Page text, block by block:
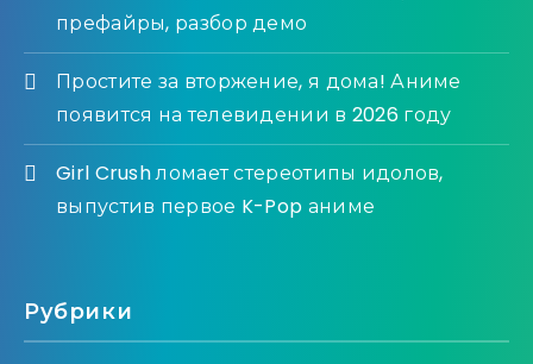
префайры, разбор демо
Простите за вторжение, я дома! Аниме
появится на телевидении в 2026 году
Girl Crush ломает стереотипы идолов,
выпустив первое K-Pop аниме
Рубрики